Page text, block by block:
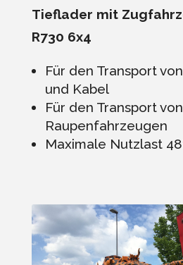
Tieflader mit
R730 6x4
Für den Transport
und Kabel
Für den Transport
Raupenfahrzeugen
Maximale Nutzlast